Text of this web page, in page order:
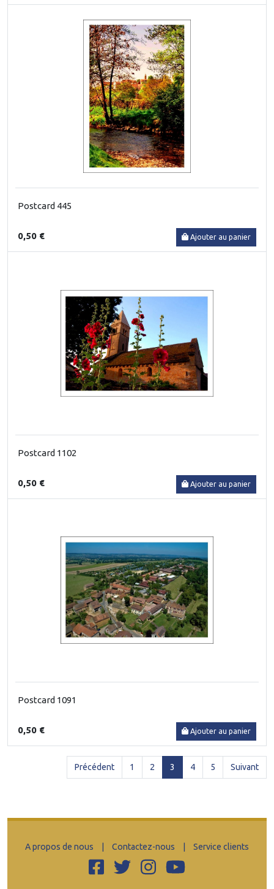
Postcard 445
0,50 € Ajouter au panier
Postcard 1102
0,50 € Ajouter au panier
Postcard 1091
0,50 € Ajouter au panier
Précédent 1 2 3 (current)
4 5 Suivant
A propos de nous Contactez-nous Service clients